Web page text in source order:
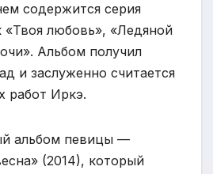
содержится серия
«Твоя любовь», «Ледяной
Альбом получил
и заслуженно считается
работ Иркэ.
альбом певицы —
(2014), который